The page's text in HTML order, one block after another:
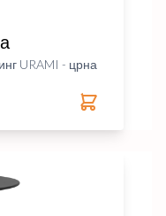
URAMI - црна